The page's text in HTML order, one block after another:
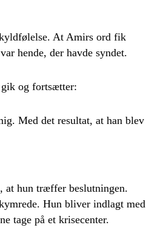
At Amirs ord fik
hende, der havde syndet.
gik og fortsætter:
Med det resultat, at han blev
at hun træffer beslutningen.
Hun bliver indlagt med
tage på et krisecenter.